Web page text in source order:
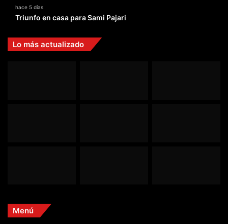
hace 5 días
Triunfo en casa para Sami Pajari
Lo más actualizado
Menú